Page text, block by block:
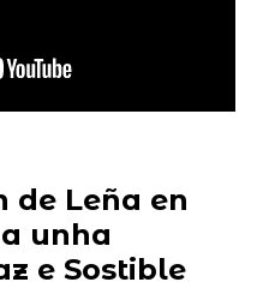
de Leña en
unha
e Sostible